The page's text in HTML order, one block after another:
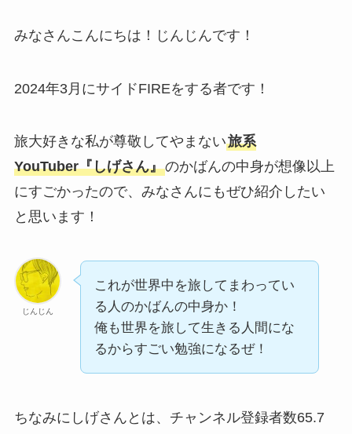
みなさんこんにちは！じんじんです！
2024年3月にサイドFIREをする者です！
旅大好きな私が尊敬してやまない旅系
YouTuber『しげさん』のかばんの中身が想像以上
にすごかったので、みなさんにもぜひ紹介したい
と思います！
じんじん
これが世界中を旅してまわってい
る人のかばんの中身か！
俺も世界を旅して生きる人間にな
るからすごい勉強になるぜ！
ちなみにしげさんとは、チャンネル登録者数65.7